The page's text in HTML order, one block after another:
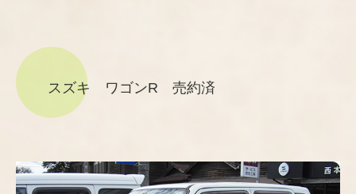
スズキ ワゴンR 売約済